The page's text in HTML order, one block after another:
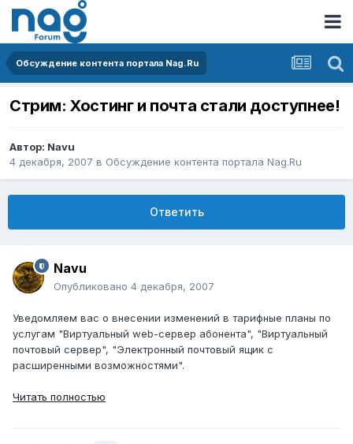
Обсуждение контента портала Nag.Ru
Стрим: Хостинг и почта стали доступнее!
Автор: Navu
4 декабря, 2007 в Обсуждение контента портала Nag.Ru
Ответить
Navu
Опубликовано 4 декабря, 2007
Уведомляем вас о внесении изменений в тарифные планы по
услугам "Виртуальный web-сервер абонента", "Виртуальный
почтовый сервер", "Электронный почтовый ящик с
расширенными возможностями".
Читать полностью